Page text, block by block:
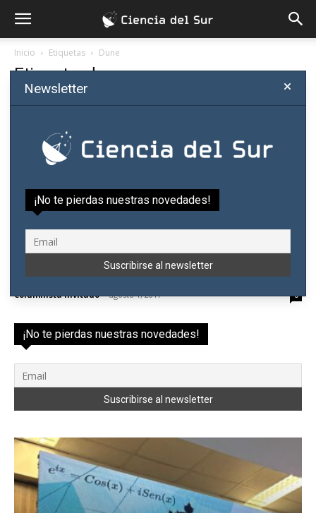
Inicio Etiquetas Dune
Etiqueta: dune
Paraguay aportará al mayor experimento de
neutrinos de la historia
Columnista Invitado - agosto 1, 2017 0
¡No te pierdas nuestras novedades!
Newsletter
¡No te pierdas nuestras novedades!